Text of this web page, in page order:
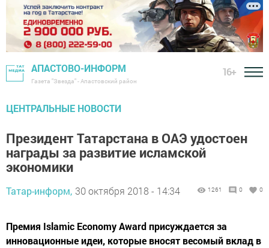
АПАСТОВО-ИНФОРМ
Газета "Звезда" - Апастовский район
16+
ЦЕНТРАЛЬНЫЕ НОВОСТИ
Президент Татарстана в ОАЭ удостоен
награды за развитие исламской
экономики
Татар-информ, 30 октября 2018 - 14:34 1261 0 0
Премия Islamic Economy Award присуждается за
инновационные идеи, которые вносят весомый вклад в